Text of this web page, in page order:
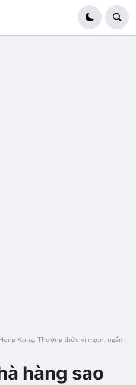
Kong: Thưởng thức vị ngon, ngắm
hàng sao